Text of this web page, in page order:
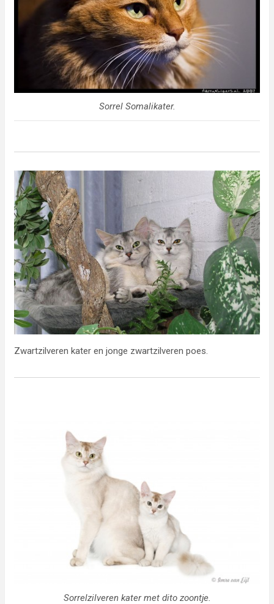
Sorrel Somalikater.
Zwartzilveren kater en jonge zwartzilveren poes.
Sorrelzilveren kater met dito zoontje.